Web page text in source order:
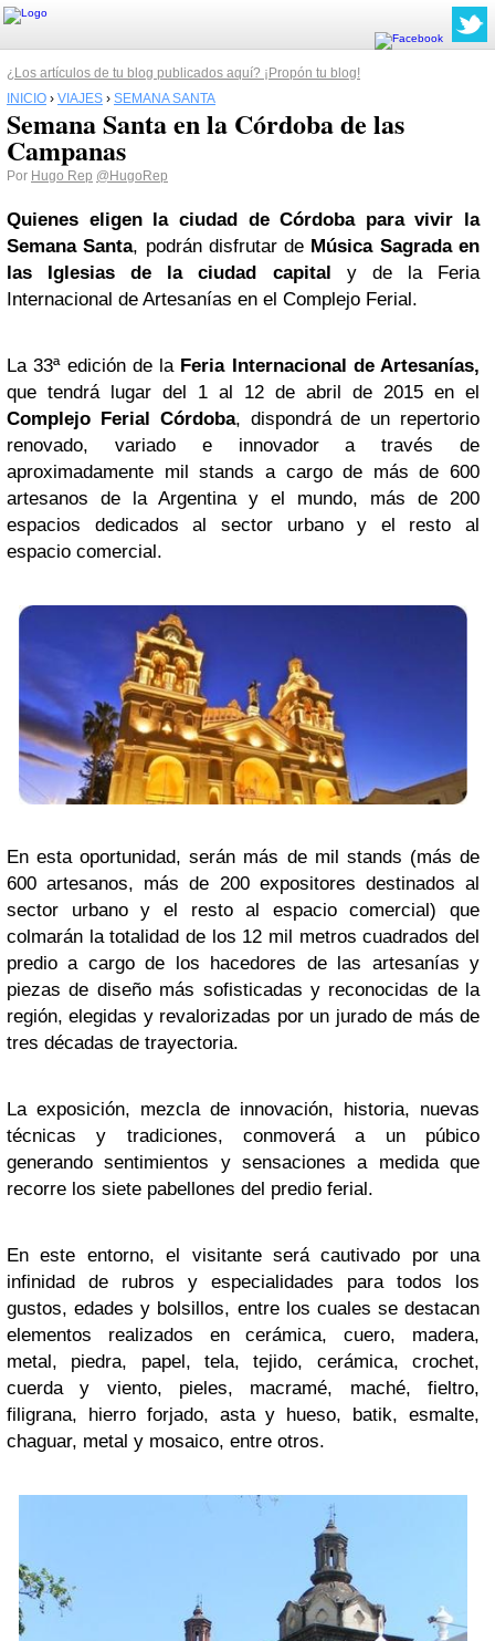
¿Los artículos de tu blog publicados aquí? ¡Propón tu blog!
INICIO › VIAJES › SEMANA SANTA
Semana Santa en la Córdoba de las
Campanas
Por Hugo Rep @HugoRep
Quienes eligen la ciudad de Córdoba para vivir la
Semana Santa, podrán disfrutar de Música Sagrada en
las Iglesias de la ciudad capital y de la Feria
Internacional de Artesanías en el Complejo Ferial.
La 33ª edición de laFeria Internacional de Artesanías,
que tendrá lugar del 1 al 12 de abril de 2015 en el
Complejo Ferial Córdoba, dispondrá de un repertorio
renovado, variado e innovador a través de
aproximadamente mil stands a cargo de más de 600
artesanos de la Argentina y el mundo, más de 200
espacios dedicados al sector urbano y el resto al
espacio comercial.
En esta oportunidad, serán más de mil stands (más de
600 artesanos, más de 200 expositores destinados al
sector urbano y el resto al espacio comercial) que
colmarán la totalidad de los 12 mil metros cuadrados del
predio a cargo de los hacedores de las artesanías y
piezas de diseño más sofisticadas y reconocidas de la
región, elegidas y revalorizadas por un jurado de más de
tres décadas de trayectoria.
La exposición, mezcla de innovación, historia, nuevas
técnicas y tradiciones, conmoverá a un púbico
generando sentimientos y sensaciones a medida que
recorre los siete pabellones del predio ferial.
En este entorno, el visitante será cautivado por una
infinidad de rubros y especialidades para todos los
gustos, edades y bolsillos, entre los cuales se destacan
elementos realizados en cerámica, cuero, madera,
metal, piedra, papel, tela, tejido, cerámica, crochet,
cuerda y viento, pieles, macramé, maché, fieltro,
filigrana, hierro forjado, asta y hueso, batik, esmalte,
chaguar, metal y mosaico, entre otros.